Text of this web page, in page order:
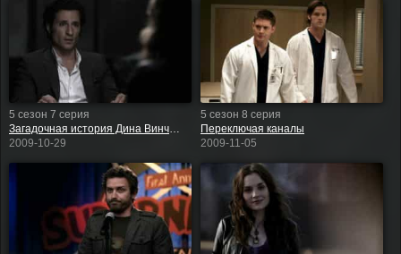
5 сезон 7 серия
2009-10-29
5 сезон 8 серия
Переключая каналы
2009-11-05